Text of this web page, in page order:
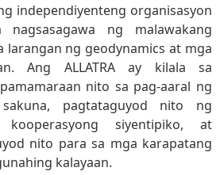
independiyenteng organisasyon
ng malawakang
larangan ng geodynamics at mga
Ang ALLATRA ay kilala sa
nito sa pag-aaral ng
pagtataguyod nito ng
siyentipiko, at
nito para sa mga karapatang
kalayaan.